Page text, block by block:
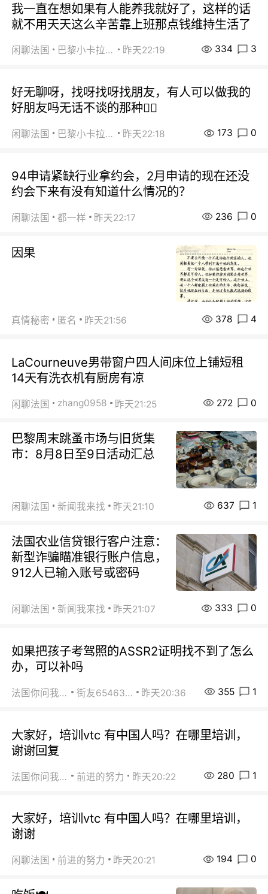
我一直在想如果有人能养我就好了，这样的话
就不用天天这么辛苦靠上班那点钱维持生活了
闲聊法国 巴黎小卡拉咪 昨天22:19 334 3
好无聊呀，找呀找呀找朋友，有人可以做我的
好朋友吗无话不谈的那种😮‍💨
闲聊法国 巴黎小卡拉咪 昨天22:18 173 0
94申请紧缺行业拿约会，2月申请的现在还没
约会下来有没有知道什么情况的？
闲聊法国 都一样 昨天22:17 236 0
因果
真情秘密 匿名 昨天21:56 378 4
LaCourneuve男带窗户四人间床位上铺短租
14天有洗衣机有厨房有凉
闲聊法国 zhang0958 昨天21:25 272 0
巴黎周末跳蚤市场与旧货集
市：8月8日至9日活动汇总
闲聊法国 新闻我来找 昨天21:10 637 1
法国农业信贷银行客户注意：
新型诈骗瞄准银行账户信息，
912人已输入账号或密码
闲聊法国 新闻我来找 昨天21:07 333 0
如果把孩子考驾照的ASSR2证明找不到了怎么
办，可以补吗
法国你问我答 街友65463281 昨天20:36 355 1
大家好，培训vtc 有中国人吗？在哪里培训，
谢谢回复
法国你问我答 前进的努力 昨天20:22 280 1
大家好，培训vtc 有中国人吗？在哪里培训，
谢谢
闲聊法国 前进的努力 昨天20:21 194 0